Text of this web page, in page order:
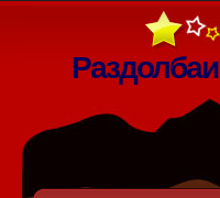
Раздолбаи